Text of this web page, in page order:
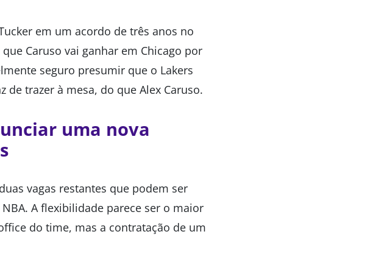
em um acordo de três anos no
Caruso vai ganhar em Chicago por
seguro presumir que o Lakers
de trazer à mesa, do que Alex Caruso.
uma nova
vagas restantes que podem ser
A flexibilidade parece ser o maior
do time, mas a contratação de um